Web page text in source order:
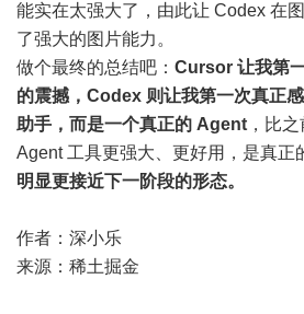
能实在太强大了，由此让 Codex 在
了强大的图片能力。
做个最终的总结吧： Cursor 让我第
的震撼，Codex 则让我第一次真正
助手，而是一个真正的 Agent ，比
Agent 工具更强大、更好用，是真正
明显更接近下一阶段的形态。
作者：深小乐
来源：稀土掘金